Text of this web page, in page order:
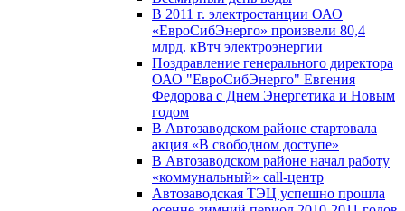
В 2011 г. электростанции ОАО
«ЕвроСибЭнерго» произвели 80,4
млрд. кВтч электроэнергии
Поздравление генерального директора
ОАО "ЕвроСибЭнерго" Евгения
Федорова с Днем Энергетика и Новым
годом
В Автозаводском районе стартовала
акция «В свободном доступе»
В Автозаводском районе начал работу
«коммунальный» call-центр
Автозаводская ТЭЦ успешно прошла